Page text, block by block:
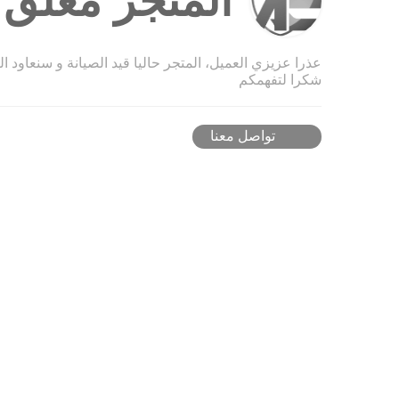
عذرا عزيزي العميل، المتجر حاليا قيد الصيانة و
شكرا لتفهمكم
تواصل معنا